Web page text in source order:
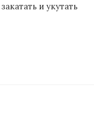
и укутать